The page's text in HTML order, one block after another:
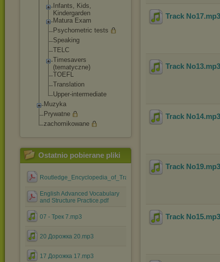
Infants, Kids,
Kindergarden
Matura Exam
Psychometric tests
Speaking
TELC
Timesavers
(tematyczne)
TOEFL
Translation
Upper-intermed iate
Muzyka
Prywatne
zachomikowane
Ostatnio pobierane pliki
Routledge_Encyclopedia_of_Translation_Studies.pdf
English Advanced Vocabulary
and Structure Practice.pdf
07 - Трек 7.mp3
20 Дорожка 20.mp3
17 Дорожка 17.mp3
Track No17
Track No13
Track No14
Track No19
Track No15